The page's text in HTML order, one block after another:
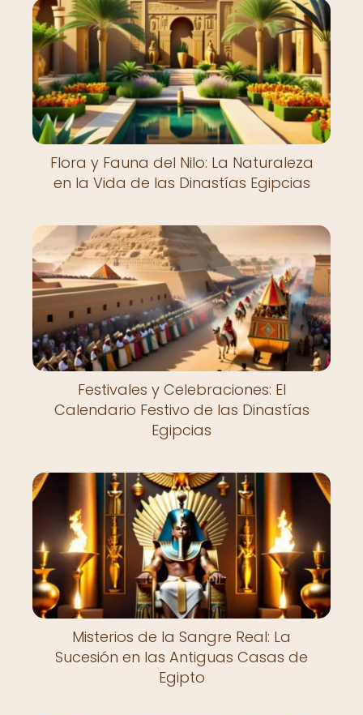
Flora y Fauna del Nilo: La Naturaleza
en la Vida de las Dinastías Egipcias
Festivales y Celebraciones: El
Calendario Festivo de las Dinastías
Egipcias
Misterios de la Sangre Real: La
Sucesión en las Antiguas Casas de
Egipto